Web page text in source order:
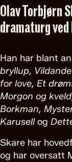
Olav Torbjørn
dramaturg
Han har blant
bryllup,
for love, Et
Morgon og
Borkman,
Karusellog
Skare har
og har oversatt